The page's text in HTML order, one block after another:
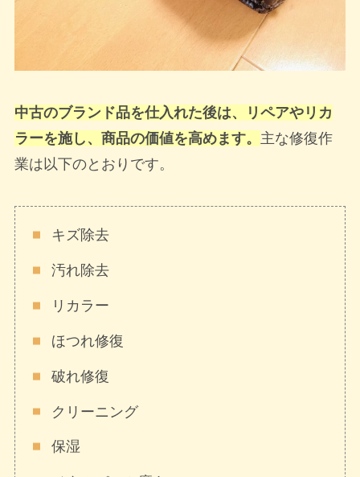
中古のブランド品を仕入れた後は、リペアやリカ
ラーを施し、商品の価値を高めます。 主な修復作
業は以下のとおりです。
キズ除去
汚れ除去
リカラー
ほつれ修復
破れ修復
クリーニング
保湿